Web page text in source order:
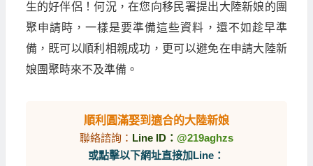
生的好伴侶！何況，在您向移民署提出大陸新娘的團
聚申請時，一樣是要準備這些資料，還不如趁早準
備，既可以順利相親成功，更可以避免在申請大陸新
娘團聚時來不及準備。
順利圓滿娶到適合的大陸新娘
聯絡諮詢： Line ID： @219aghzs
或點擊以下網址直接加Line：